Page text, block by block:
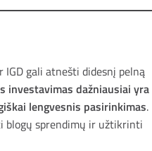
gali atnešti didesnį pelną
investavimas dažniausiai yra
lengvesnis pasirinkimas.
blogų sprendimų ir užtikrinti